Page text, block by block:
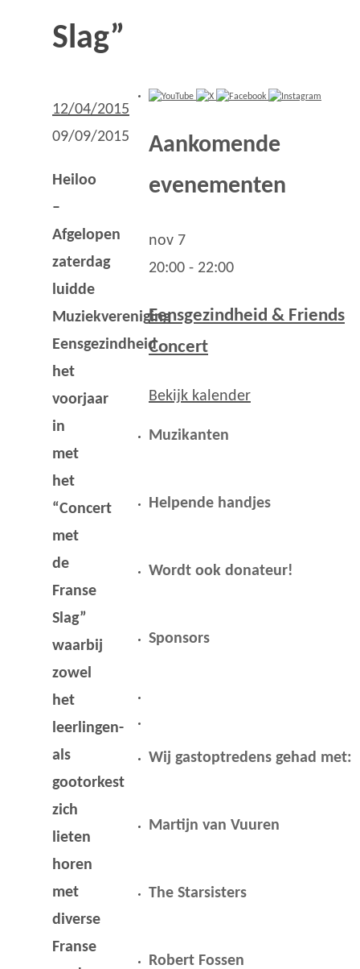
Slag”
12/04/2015
09/09/2015
Heiloo
–
Afgelopen
zaterdag
luidde
Muziekvereniging
Eensgezindheid
het
voorjaar
in
met
het
“Concert
met
de
Franse
Slag”
waarbij
zowel
het
leerlingen-
als
gootorkest
zich
lieten
horen
met
diverse
Franse
Aankomende
evenementen
nov 7
20:00 - 22:00
Eensgezindheid & Friends
Concert
Bekijk kalender
Muzikanten
Helpende handjes
Wordt ook donateur!
Sponsors
Wij gastoptredens gehad met:
Martijn van Vuuren
The Starsisters
Robert Fossen